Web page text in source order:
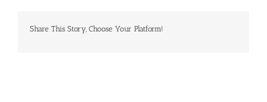
Share This Story, Choose Your Platform!